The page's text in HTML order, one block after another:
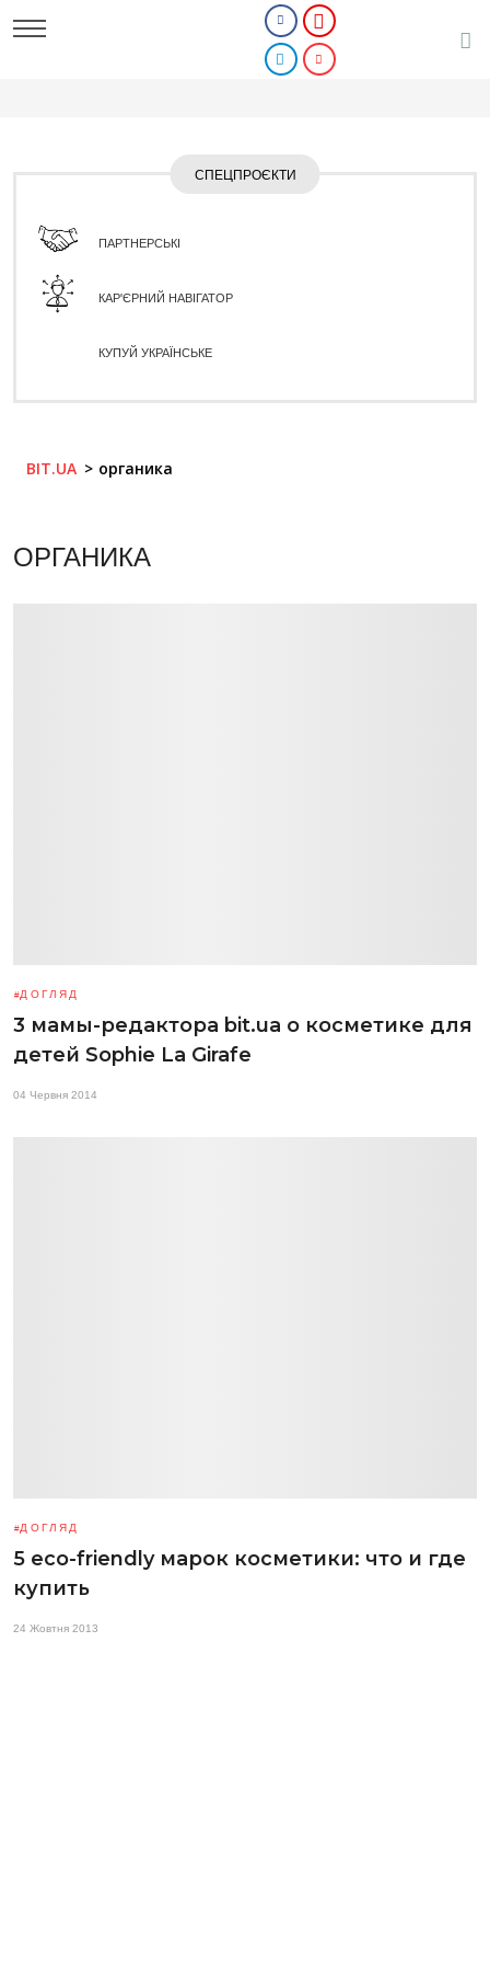
СПЕЦПРОЄКТИ
ПАРТНЕРСЬКІ
КАР'ЄРНИЙ НАВІГАТОР
КУПУЙ УКРАЇНСЬКЕ
BIT.UA органика
ОРГАНИКА
ДОГЛЯД
3 мамы-редактора bit.ua о косметике для
детей Sophie La Girafe
04 Червня 2014
ДОГЛЯД
5 eco-friendly марок косметики: что и где
купить
24 Жовтня 2013